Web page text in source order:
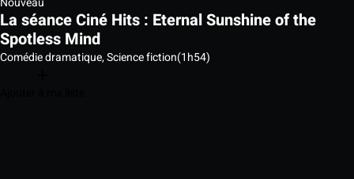
La séance Ciné Hits : Eternal Sunshine of the
Spotless Mind
Comédie dramatique, Science fiction(1h54)